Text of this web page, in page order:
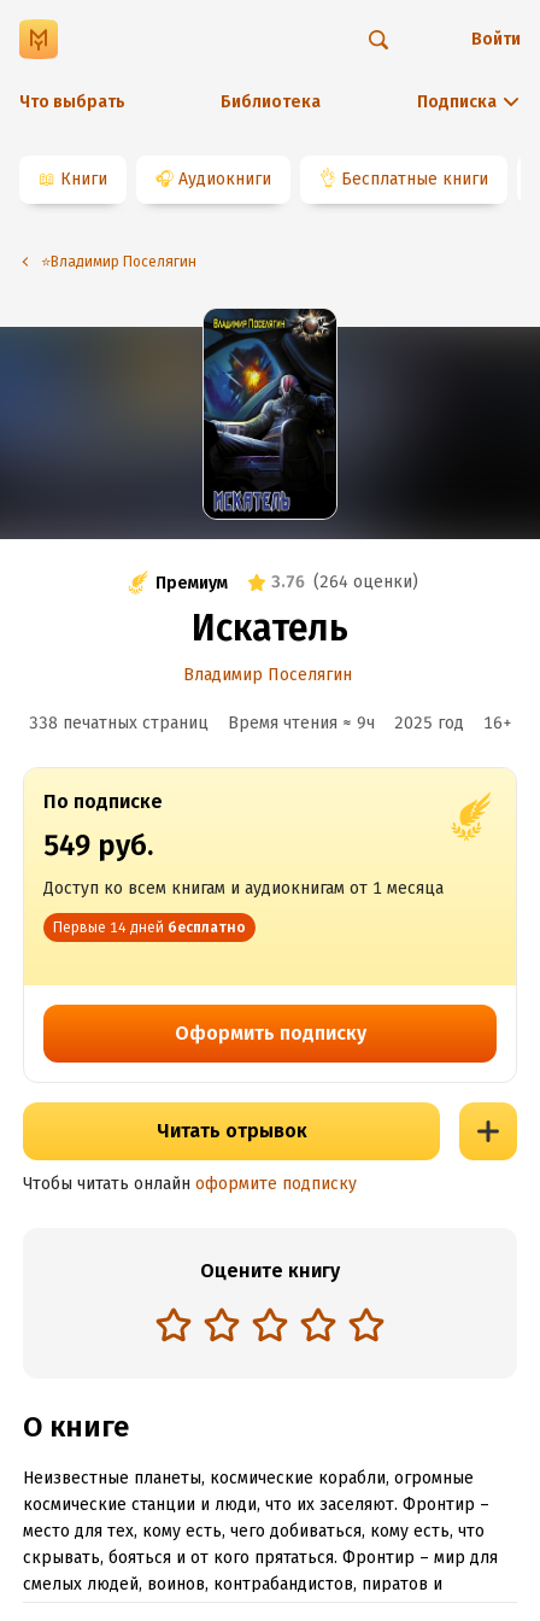
Что выбрать Библиотека Подписка
Войти
📖 Книги 🎧 Аудиокниги 👌 Бесплатные книги
⭐️Владимир Поселягин
Премиум 3.76 (264 оценки)
Искатель
Владимир Поселягин
338 печатных страниц Время чтения ≈ 9ч 2025 год 16+
По подписке
549 руб.
Доступ ко всем книгам и аудиокнигам от 1 месяца
Первые 14 дней бесплатно
Оформить подписку
Читать отрывок
Чтобы читать онлайн оформите подписку
Оцените книгу
О книге
Неизвестные планеты, космические корабли, огромные
космические станции и люди, что их заселяют. Фронтир –
место для тех, кому есть, чего добиваться, кому есть, что
скрывать, бояться и от кого прятаться. Фронтир – мир для
смелых людей, воинов, контрабандистов, пиратов и